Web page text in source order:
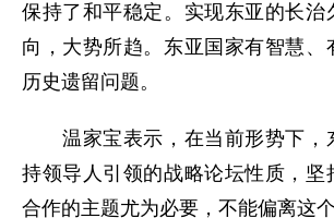
保持了和平稳定。实现东亚的长治
向，大势所趋。东亚国家有智慧、
历史遗留问题。
温家宝表示，在当前形势下，
持领导人引领的战略论坛性质，坚
合作的主题尤为必要，不能偏离这个